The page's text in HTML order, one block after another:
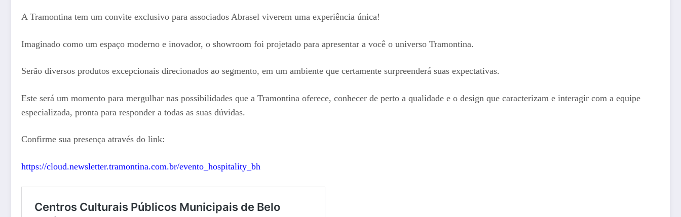
A Tramontina tem um convite exclusivo para associados Abrasel viverem uma experiência única!
Imaginado como um espaço moderno e inovador, o showroom foi projetado para apresentar a você o universo Tramontina.
Serão diversos produtos excepcionais direcionados ao segmento, em um ambiente que certamente surpreenderá suas expectativas.
Este será um momento para mergulhar nas possibilidades que a Tramontina oferece, conhecer de perto a qualidade e o design que caracterizam e interagir com a equipe
especializada, pronta para responder a todas as suas dúvidas.
Confirme sua presença através do link:
https://cloud.newsletter.tramontina.com.br/evento_hospitality_bh